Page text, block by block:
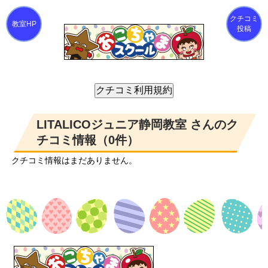
クチコミ
投稿
LITALICOジュニア静岡教室 さんのク
チコミ情報（0件）
クチコミ情報はまだありません。